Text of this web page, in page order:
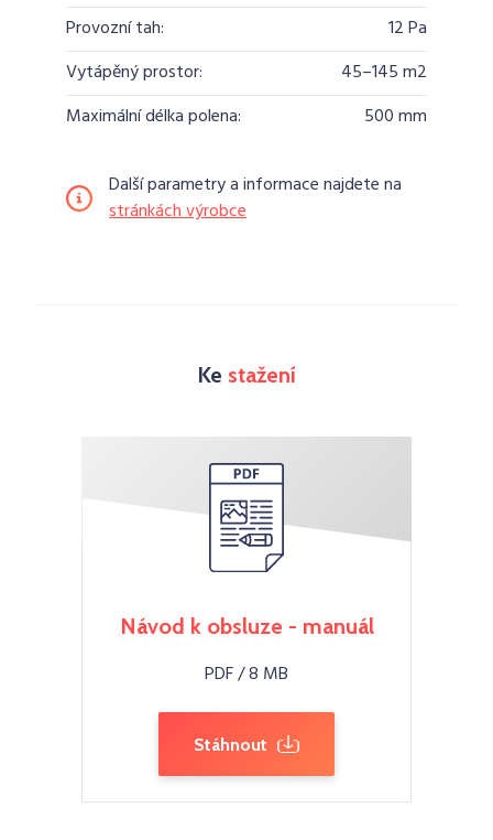
Provozní tah:
12 Pa
Vytápěný prostor:
45–145 m2
Maximální délka polena:
500 mm
Další parametry a informace najdete na
stránkách výrobce
Ke stažení
Návod k obsluze - manuál
PDF / 8 MB
Stáhnout